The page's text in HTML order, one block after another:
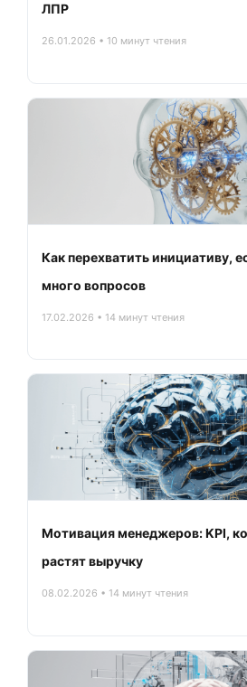
ЛПР
26.01.2026 • 10 минут чтения
Как перехватить инициативу,
много вопросов
17.02.2026 • 14 минут чтения
Мотивация менеджеров: KPI,
растят выручку
08.02.2026 • 14 минут чтения